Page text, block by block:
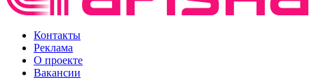
Контакты
Реклама
О проекте
Вакансии